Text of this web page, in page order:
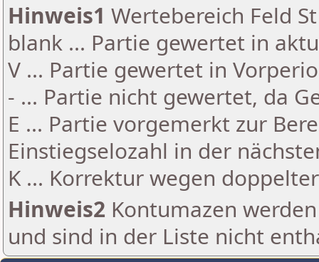
Hinweis1 Wertebereich Feld
blank ... Partie gewertet in
V ... Partie gewertet in
- ... Partie nicht gewertet, da
E ... Partie vorgemerkt zur
Einstiegselozahl in der
K ... Korrektur wegen
Hinweis2 Kontumazen
und sind in der Liste nicht